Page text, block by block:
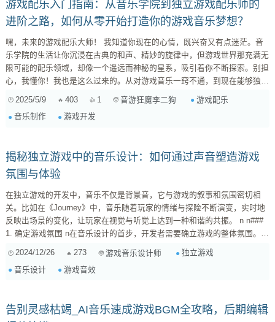
游戏配乐入门指南：从音乐学院到独立游戏配乐师的
进阶之路，如何从零开始打造你的游戏音乐梦想？
嘿，未来的游戏配乐大师！ 我知道你现在的心情，既兴奋又有点迷茫。音
乐学院的生活让你沉浸在古典的和声、精妙的旋律中，但游戏世界那充满无
限可能的配乐领域，却像一个遥远而神秘的星系，吸引着你不断探索。别担
心，我懂你！我也是这么过来的。从对游戏音乐一窍不通，到现在能够独立
我就把自己的一些心得分享给你，希望能帮助你在游戏配乐的道路上少走弯
2025/5/9 403 1 音游狂魔李二狗
游戏配乐
音乐制作
游戏开发
揭秘独立游戏中的音乐设计：如何通过声音塑造游戏
氛围与体验
在独立游戏的开发中，音乐不仅是背景音，它与游戏的叙事和氛围密切相
关。比如在《Journey》中，音乐随着玩家的情绪与探险不断演变，实时地
反映出场景的变化，让玩家在视觉与听觉上达到一种和谐的共振。 n n###
1. 确定游戏氛围 n在音乐设计的首步，开发者需要确立游戏的整体氛围。是
黑暗的科幻世界，还是梦幻的童话乐园？这种氛围的设定直接影响音效的风
格与编排。例如，如果你的游戏设定在一个阴暗的未来世界，那么，合成器
和电子音效可能会成为主要的配乐元素。 n n### 2. 基于场景设计音效 n每
2024/12/26 273 游戏音乐设计师
独立游戏
音乐设计
游戏音效
告别灵感枯竭_AI音乐速成游戏BGM全攻略，后期编辑